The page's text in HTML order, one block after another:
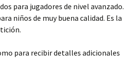
para jugadores de nivel avanzado.
niños de muy buena calidad. Es la
para recibir detalles adicionales